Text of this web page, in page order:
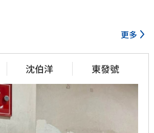
更多
沈伯洋 東發號